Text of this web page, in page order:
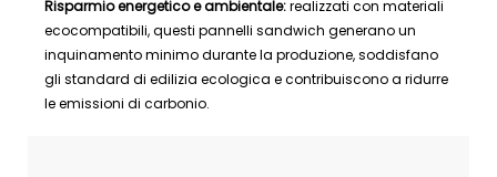
Risparmio energetico e ambientale:realizzati con materiali
ecocompatibili, questi pannelli sandwich generano un
inquinamento minimo durante la produzione, soddisfano
gli standard di edilizia ecologica e contribuiscono a ridurre
le emissioni di carbonio.